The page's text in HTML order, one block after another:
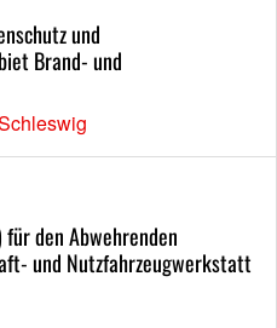
und
Brand- und
den Abwehrenden
und Nutzfahrzeugwerkstatt